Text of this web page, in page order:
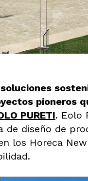
pioneros
PURETI. Eolo
de diseño de
los Horeca